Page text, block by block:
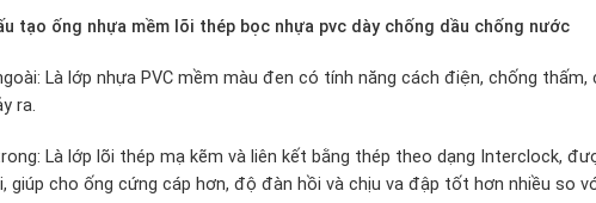
tạo ống nhựa mềm lõi thép bọc nhựa pvc dày chống dầu chống nước
Là lớp nhựa PVC mềm màu đen có tính năng cách điện, chống
ra.
Là lớp lõi thép mạ kẽm và liên kết bằng thép theo dạng Interclock,
giúp cho ống cứng cáp hơn, độ đàn hồi và chịu va đập tốt hơn nhiều so